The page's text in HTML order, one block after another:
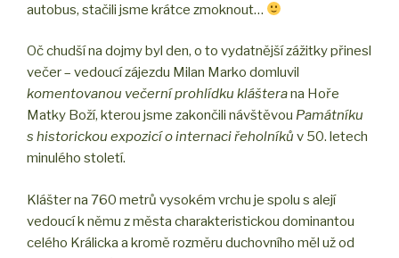
autobus, stačili jsme krátce zmoknout…
Oč chudší na dojmy byl den, o to vydatnější zážitky přinesl
večer – vedoucí zájezdu Milan Marko domluvil
komentovanou večerní prohlídku klášterana Hoře
Matky Boží, kterou jsme zakončili návštěvou Památníku
s historickou expozicí o internaci řeholníků v 50. letech
minulého století.
Klášter na 760 metrů vysokém vrchu je spolu s alejí
vedoucí k němu z města charakteristickou dominantou
celého Králicka a kromě rozměru duchovního měl už od